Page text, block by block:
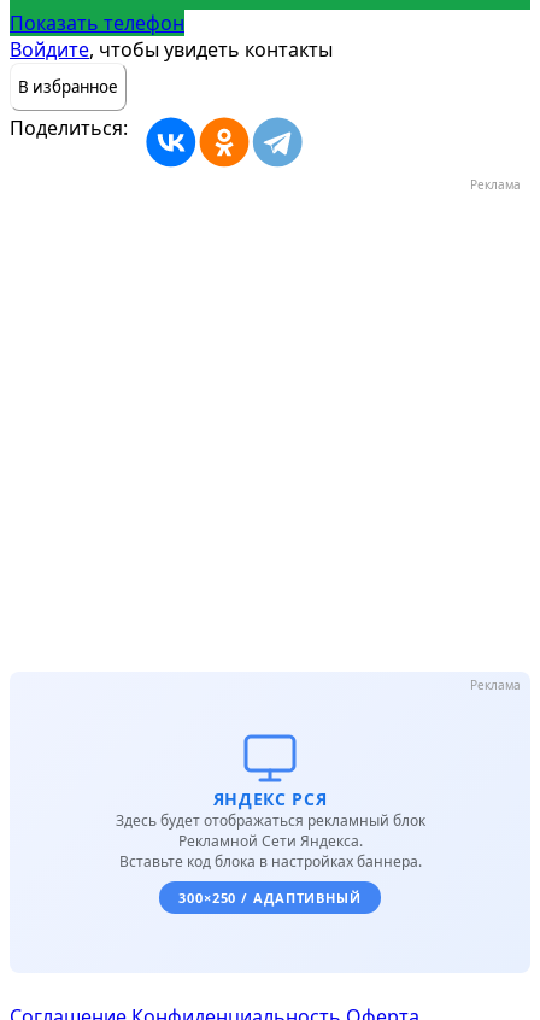
Показать телефон
Войдите, чтобы увидеть контакты
В избранное
Поделиться:
Реклама
ЯНДЕКС РСЯ
Здесь будет отображаться рекламный блок
Рекламной Сети Яндекса.
Вставьте код блока в настройках баннера.
300×250 / АДАПТИВНЫЙ
Реклама